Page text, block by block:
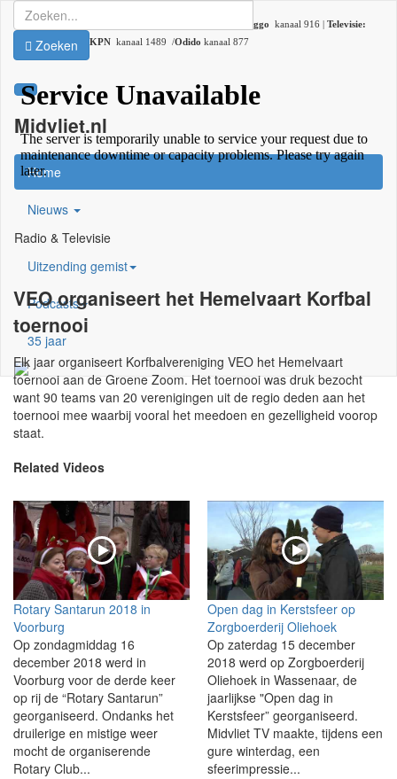
Ziggo kanaal 916 | Televisie:
Ziggokanaal 41 / KPN kanaal 1489 /Odido kanaal 877
Midvliet.nl
×
Home
Nieuws
Radio & Televisie
Uitzending gemist
Podcasts
35 jaar
Zoeken
VEO organiseert het Hemelvaart Korfbal
toernooi
Elk jaar organiseert Korfbalvereniging VEO het Hemelvaart
toernooi aan de Groene Zoom. Het toernooi was druk bezocht
want 90 teams van 20 verenigingen uit de regio deden aan het
toernooi mee waarbij vooral het meedoen en gezelligheid voorop
staat.
Related Videos
Rotary Santarun 2018 in
Voorburg
Op zondagmiddag 16
december 2018 werd in
Voorburg voor de derde keer
op rij de “Rotary Santarun”
georganiseerd. Ondanks het
druilerige en mistige weer
mocht de organiserende
Rotary Club...
Open dag in Kerstsfeer op
Zorgboerderij Oliehoek
Op zaterdag 15 december
2018 werd op Zorgboerderij
Oliehoek in Wassenaar, de
jaarlijkse "Open dag in
Kerstsfeer” georganiseerd.
Midvliet TV maakte, tijdens een
gure winterdag, een
sfeerimpressie...